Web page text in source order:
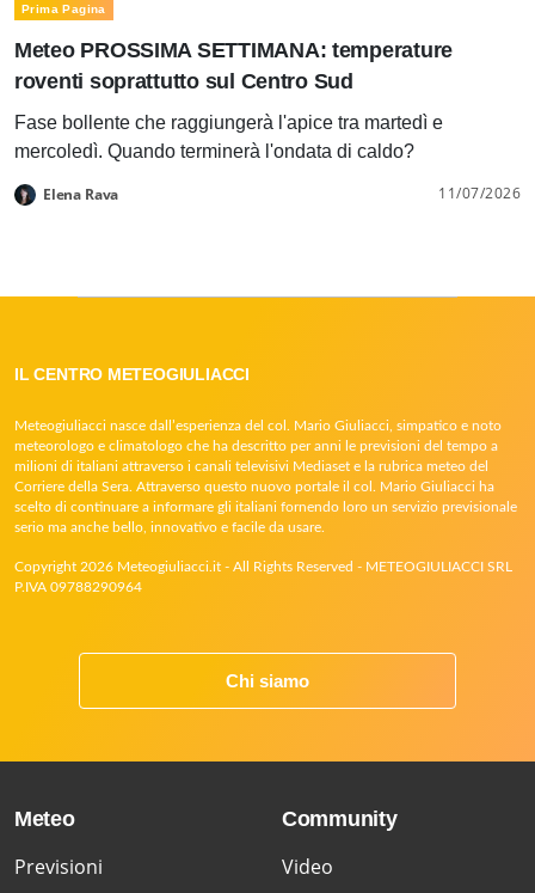
Prima Pagina
Meteo PROSSIMA SETTIMANA: temperature
roventi soprattutto sul Centro Sud
Fase bollente che raggiungerà l'apice tra martedì e
mercoledì. Quando terminerà l'ondata di caldo?
Elena Rava 11/07/2026
IL CENTRO METEOGIULIACCI
Meteogiuliacci nasce dall’esperienza del col. Mario Giuliacci, simpatico e noto
meteorologo e climatologo che ha descritto per anni le previsioni del tempo a
milioni di italiani attraverso i canali televisivi Mediaset e la rubrica meteo del
Corriere della Sera. Attraverso questo nuovo portale il col. Mario Giuliacci ha
scelto di continuare a informare gli italiani fornendo loro un servizio previsionale
serio ma anche bello, innovativo e facile da usare.
Copyright 2026 Meteogiuliacci.it - All Rights Reserved - METEOGIULIACCI SRL
P.IVA 09788290964
Chi siamo
Meteo
Previsioni
Community
Video